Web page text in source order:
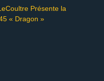
Présente la
« Dragon »